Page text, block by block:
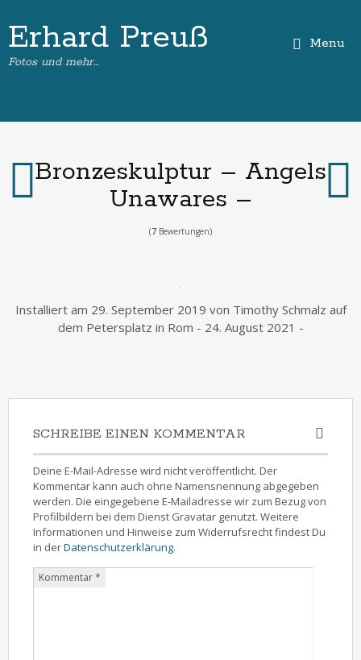
Erhard Preuß
Fotos und mehr…
Menu
Bronzeskulptur – Angels
Unawares –
(7 Bewertungen)
Installiert am 29. September 2019 von Timothy Schmalz auf
dem Petersplatz in Rom - 24. August 2021 -
SCHREIBE EINEN KOMMENTAR
Deine E-Mail-Adresse wird nicht veröffentlicht. Der
Kommentar kann auch ohne Namensnennung abgegeben
werden. Die eingegebene E-Mailadresse wir zum Bezug von
Profilbildern bei dem Dienst Gravatar genutzt. Weitere
Informationen und Hinweise zum Widerrufsrecht findest Du
in derDatenschutzerklärung.
Kommentar*